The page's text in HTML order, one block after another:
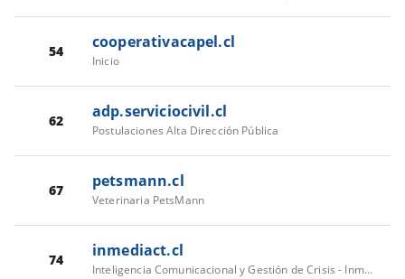
54 cooperativacapel.cl
Inicio
62 adp.serviciocivil.cl
Postulaciones Alta Dirección Pública
67 petsmann.cl
Veterinaria PetsMann
74 inmediact.cl
Inteligencia Comunicacional y Gestión de Crisis - Inmediact